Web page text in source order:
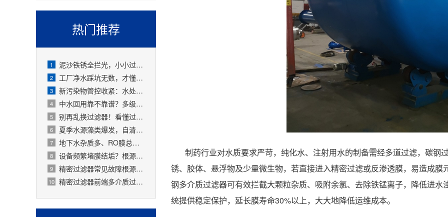
热门推荐
1 泥沙铁锈全拦光，小小过滤器拯救整套水处理设备
2 工厂净水踩坑无数，才懂过滤器是整套工艺的地基
3 新污染物管控收紧：水处理精密过滤器可截留微塑料、微量有害物质
4 中水回用靠不靠谱？多级过滤器层层过滤，出水达标可循环
5 别再乱换过滤器！看懂过滤精度，水处理过滤器少花冤枉钱
6 夏季水源藻类爆发，自清洗过滤器搞定原水预处理难题
7 地下水杂质多、RO膜总报废！一支滤芯过滤器就能大幅延寿
8 设备频繁堵膜结垢？根源就是前置水处理过滤器没配对
9 精密过滤器常见故障根源有哪些？
10 精密过滤器前端多介质过滤失效会怎样？
制药行业对水质要求严苛，纯化水、注射用水的制备需经多道过滤，碳钢
锈、胶体、悬浮物及少量微生物，若直接进入精密过滤或反渗透膜，易造成
钢多介质过滤器可有效拦截大颗粒杂质、吸附余氯、去除铁锰离子，降低进
统提供稳定保护，延长膜寿命30%以上，大大地降低运维成本。